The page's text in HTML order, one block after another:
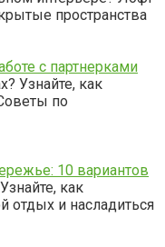
пространства
с партнерками
Узнайте, как
по
10 вариантов
как
отдых и насладиться